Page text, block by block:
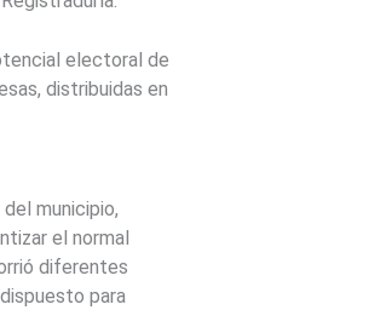
electoral de
distribuidas en
municipio,
el normal
diferentes
para